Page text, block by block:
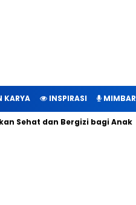
KARYA INSPIRASI MIMBAR
Sehat dan Bergizi bagi Anak